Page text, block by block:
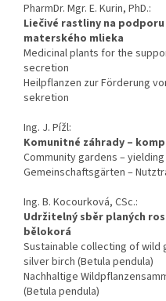
PharmDr. Mgr. E. Kurin, PhD.:
Liečivé rastliny na
materského mlieka
Medicinal plants for the
secretion
Heilpflanzen zur Förderung
sekretion
Ing. J. Pížl:
Komunitné záhrady –
Community gardens –
Gemeinschaftsgärten –
Ing. B. Kocourková, CSc.:
Udržitelný sběr planých
bělokorá
Sustainable collecting of wild
silver birch (Betula pendula)
Nachhaltige
(Betula pendula)